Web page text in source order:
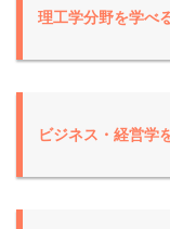
理工学分野を学べ
ビジネス・経営学